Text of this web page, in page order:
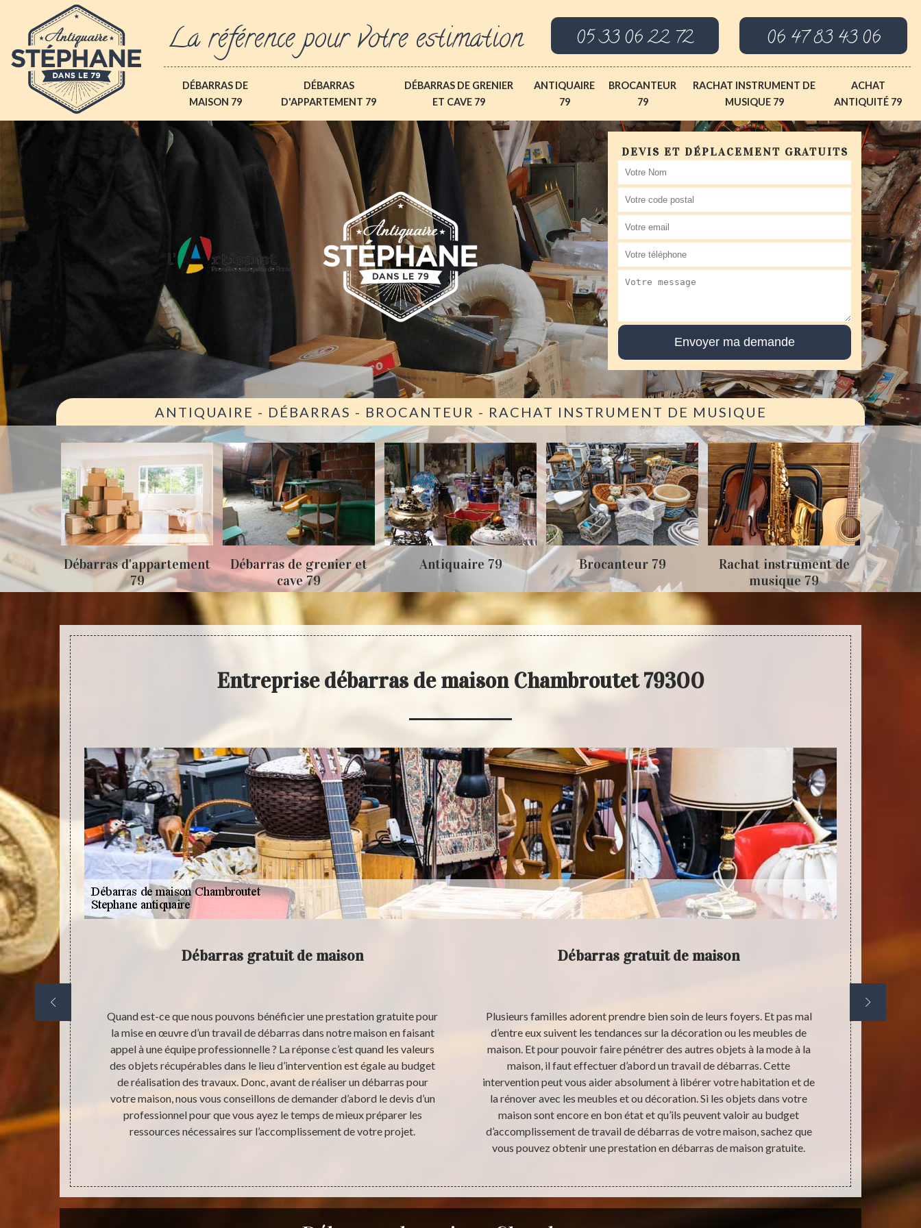
La référence pour votre estimation 05 33 06 22 72 06 47 83 43 06
DÉBARRAS DE
MAISON 79
DÉBARRAS
D'APPARTEMENT 79
DÉBARRAS DE GRENIER
ET CAVE 79
ANTIQUAIRE
79
BROCANTEUR
79
RACHAT INSTRUMENT DE
MUSIQUE 79
ACHAT
ANTIQUITÉ 79
DEVIS ET DÉPLACEMENT GRATUITS
ANTIQUAIRE - DÉBARRAS - BROCANTEUR - RACHAT INSTRUMENT DE MUSIQUE
79
Débarras d'appartement
79
Débarras de grenier et
cave 79
Antiquaire 79 Brocanteur 79
Rachat instrument de
musique 79
Entreprise débarras de maison Chambroutet 79300
plus.
vous
Débarras gratuit de maison
Quand est-ce que nous pouvons bénéficier une prestation gratuite pour
la mise en œuvre d’un travail de débarras dans notre maison en faisant
appel à une équipe professionnelle ? La réponse c’est quand les valeurs
des objets récupérables dans le lieu d’intervention est égale au budget
de réalisation des travaux. Donc, avant de réaliser un débarras pour
votre maison, nous vous conseillons de demander d’abord le devis d’un
professionnel pour que vous ayez le temps de mieux préparer les
ressources nécessaires sur l’accomplissement de votre projet.
Débarras gratuit de maison
Plusieurs familles adorent prendre bien soin de leurs foyers. Et pas mal
d’entre eux suivent les tendances sur la décoration ou les meubles de
maison. Et pour pouvoir faire pénétrer des autres objets à la mode à la
maison, il faut effectuer d’abord un travail de débarras. Cette
intervention peut vous aider absolument à libérer votre habitation et de
la rénover avec les meubles et ou décoration. Si les objets dans votre
maison sont encore en bon état et qu’ils peuvent valoir au budget
d’accomplissement de travail de débarras de votre maison, sachez que
vous pouvez obtenir une prestation en débarras de maison gratuite.